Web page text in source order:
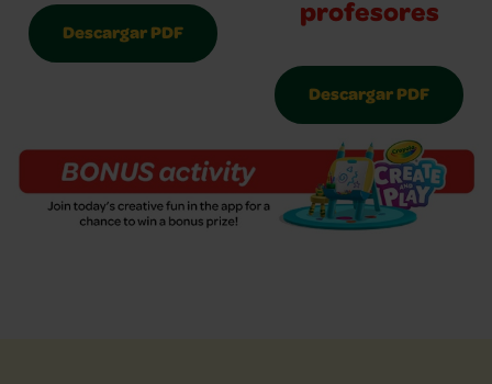
Descargar PDF
profesores
Descargar PDF